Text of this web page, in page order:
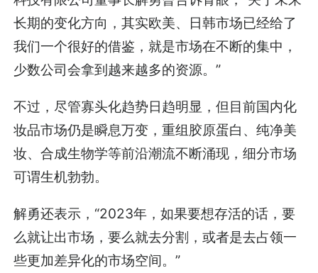
长期的变化方向，其实欧美、日韩市场已经给了
我们一个很好的借鉴，就是市场在不断的集中，
少数公司会拿到越来越多的资源。”
不过，尽管寡头化趋势日趋明显，但目前国内化
妆品市场仍是瞬息万变，重组胶原蛋白、纯净美
妆、合成生物学等前沿潮流不断涌现，细分市场
可谓生机勃勃。
解勇还表示，“2023年，如果要想存活的话，要
么就让出市场，要么就去分割，或者是去占领一
些更加差异化的市场空间。”